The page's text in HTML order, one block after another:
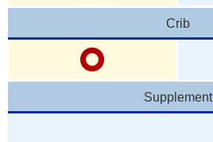
Crib
Supplement